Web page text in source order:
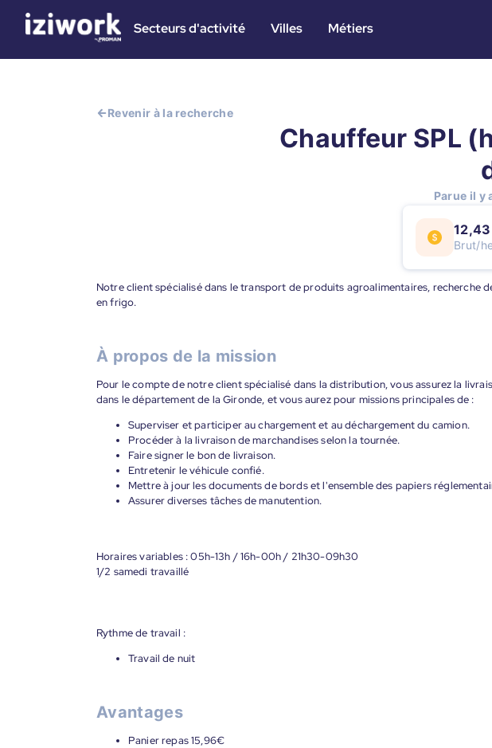
Secteurs d'activité Villes Métiers
Revenir à la recherche
Chauffeur SPL
Parue il y
Brut/
Notre client spécialisé dans le transport de produits agroalimentaires, recherche
en frigo.
À propos de la mission
Pour le compte de notre client spécialisé dans la distribution, vous assurez la
dans le département de la Gironde, et vous aurez pour missions principales de :
Superviser et participer au chargement et au déchargement du camion.
Procéder à la livraison de marchandises selon la tournée.
Faire signer le bon de livraison.
Entretenir le véhicule confié.
Mettre à jour les documents de bords et l'ensemble des papiers
Assurer diverses tâches de manutention.
Horaires variables : 05h-13h / 16h-00h / 21h30-09h30
1/2 samedi travaillé
Rythme de travail :
Travail de nuit
Avantages
Panier repas 15,96€